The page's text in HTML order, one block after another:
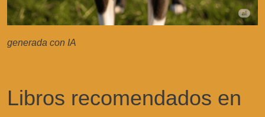
generada con IA
Libros recomendados en